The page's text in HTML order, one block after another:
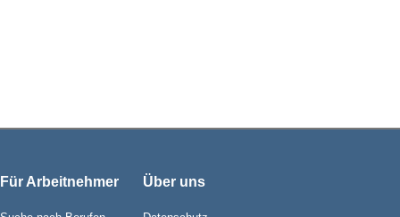
Für Arbeitnehmer Über uns